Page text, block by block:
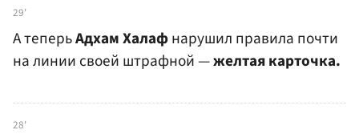
29'
А теперьАдхам Халафнарушил правила почти
на линии своей штрафной —желтая карточка.
28'